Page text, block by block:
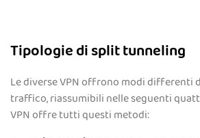
Tipologie di split tunneling
Le diverse VPN offrono modi differenti
traffico, riassumibili nelle seguenti
VPN offre tutti questi metodi: